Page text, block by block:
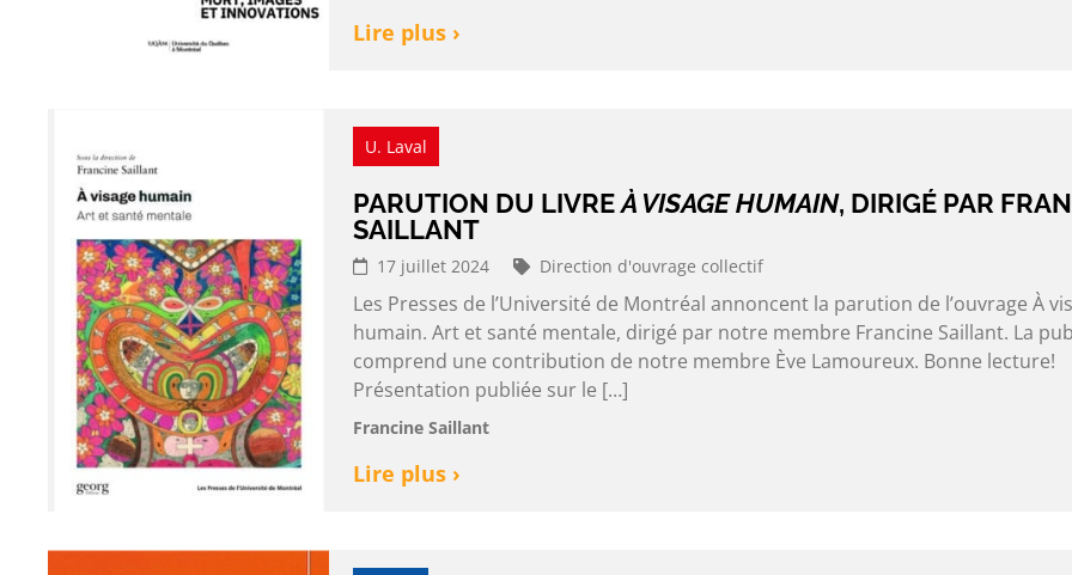
Lire plus ›
U. Laval
PARUTION DU LIVREÀ VISAGE HUMAIN, DIRIGÉ PAR
SAILLANT
17 juillet 2024 Direction d'ouvrage collectif
Les Presses de l’Université de Montréal annoncent la parution de l’ouvrage À
humain. Art et santé mentale, dirigé par notre membre Francine Saillant. La
comprend une contribution de notre membre Ève Lamoureux. Bonne lecture!
Présentation publiée sur le […]
Francine Saillant
Lire plus ›